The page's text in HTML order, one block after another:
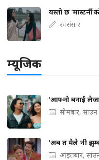
यस्तो छ
रंगसंसार
म्यूजिक
‘आफ्नो बनाई
सोमबार, साउन
‘अब त मैले नी
आइतबार,